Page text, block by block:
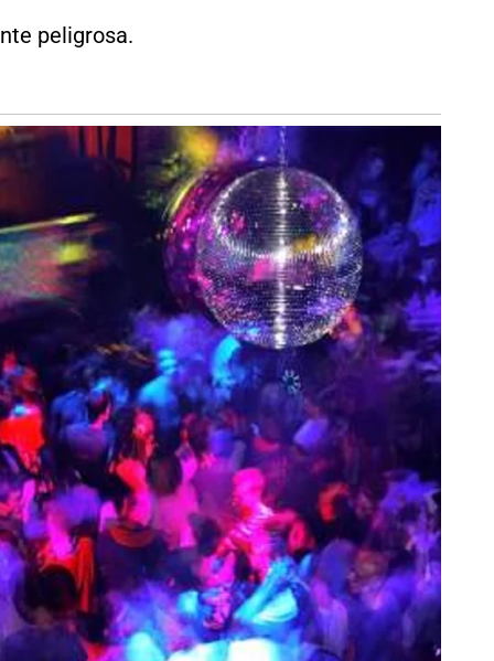
peligrosa.